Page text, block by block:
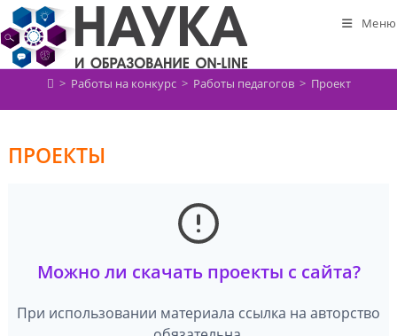
Перейти
к
содержимому
Меню
> Работы на конкурс > Работы педагогов > Проект
ПРОЕКТЫ
Можно ли скачать проекты с сайта?
При использовании материала ссылка на авторство